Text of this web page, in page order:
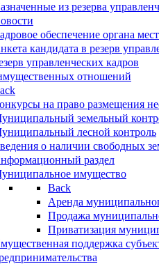
из резерва
обеспечение органа
кандидата в резерв
управленческих кадров
отношений
на право размещения
земельный
лесной контроль
о наличии свободных
раздел
имущество
Back
Аренда
Продажа
Приватизация
поддержка